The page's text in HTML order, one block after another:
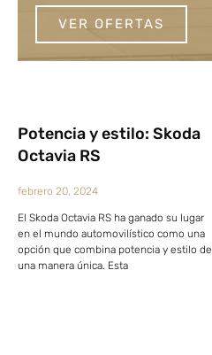
VER OFERTAS
Potencia y estilo: Skoda
Octavia RS
febrero 20, 2024
El Skoda Octavia RS ha ganado su lugar
en el mundo automovilístico como una
opción que combina potencia y estilo de
una manera única. Esta